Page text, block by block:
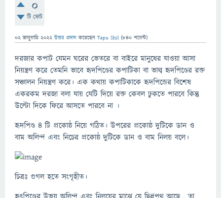
0
টি ভোট
02 জানুয়ারি 2022 উত্তর প্রদান করেছেন Tapu Shil (840 পয়েন্ট)
দরজার কপাট যেমন ঘরের ভেতরে বা বাইরে মানুষের যাওয়া আসা
নিয়ন্ত্রণ করে তেমনি ভাবে হৃদপিণ্ডের কপাটিকা বা ভাল্ব হৃদপিণ্ডের রক্ত
সঞ্চালন নিয়ন্ত্রণ করে। এক কথায় কপাটিকাকে হৃদপিন্ডের বিশেষ
একরকম দরজা বলা যায় যেটি দিয়ে রক্ত কেবল ঢুকতে পারবে কিন্তু
উল্টো দিকে ফিরে আসতে পারবে না ।
হৃদপিণ্ড ৪ টি প্রকোষ্ঠ নিয়ে গঠিত। উপরের প্রকোষ্ঠ দুটিকে ডান ও
বাম অলিন্দ এবং নিচের প্রকোষ্ঠ দুটিকে ডান ও বাম নিলয় বলে।
চিত্রঃ গুগল হতে সংগৃহীত।